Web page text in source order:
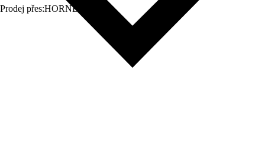
Prodej přes:HORNBACH